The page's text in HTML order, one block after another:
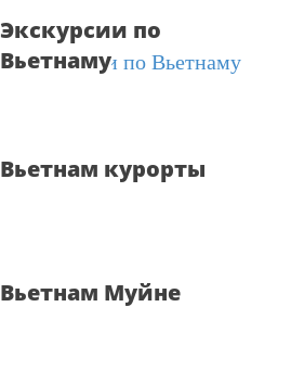
Экскурсии по
Вьетнаму
Вьетнам курорты
Вьетнам Муйне